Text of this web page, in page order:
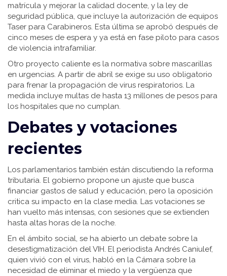
matrícula y mejorar la calidad docente, y la ley de
seguridad pública, que incluye la autorización de equipos
Taser para Carabineros. Esta última se aprobó después de
cinco meses de espera y ya está en fase piloto para casos
de violencia intrafamiliar.
Otro proyecto caliente es la normativa sobre mascarillas
en urgencias. A partir de abril se exige su uso obligatorio
para frenar la propagación de virus respiratorios. La
medida incluye multas de hasta 13 millones de pesos para
los hospitales que no cumplan.
Debates y votaciones
recientes
Los parlamentarios también están discutiendo la reforma
tributaria. El gobierno propone un ajuste que busca
financiar gastos de salud y educación, pero la oposición
critica su impacto en la clase media. Las votaciones se
han vuelto más intensas, con sesiones que se extienden
hasta altas horas de la noche.
En el ámbito social, se ha abierto un debate sobre la
desestigmatización del VIH. El periodista Andrés Caniulef,
quien vivió con el virus, habló en la Cámara sobre la
necesidad de eliminar el miedo y la vergüenza que